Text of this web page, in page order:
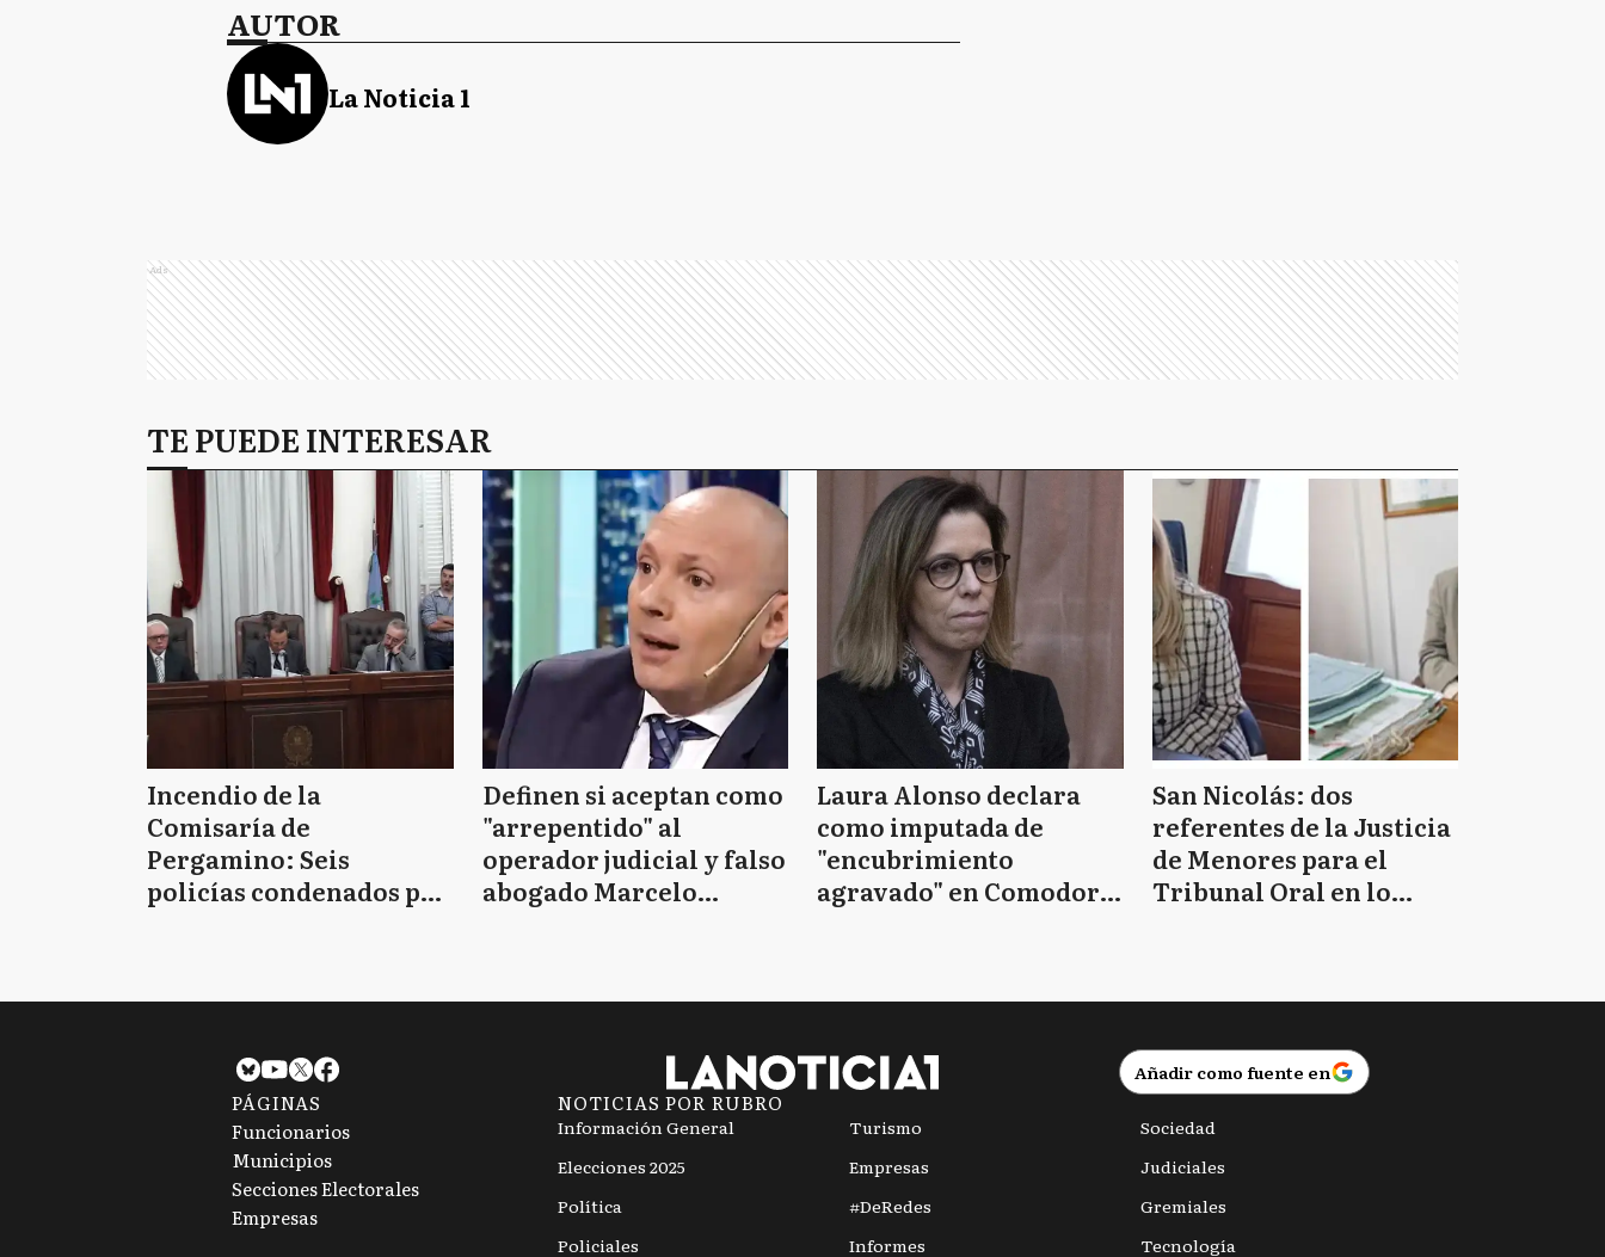
AUTOR
La Noticia 1
Ads
TE PUEDE INTERESAR
Incendio de la
Comisaría de
Pergamino: Seis
policías condenados por
Definen si aceptan como
"arrepentido" al
operador judicial y falso
abogado Marcelo
Laura Alonso declara
como imputada de
"encubrimiento
agravado" en Comodoro
San Nicolás: dos
referentes de la Justicia
de Menores para el
Tribunal Oral en lo
Añadir como fuente en
PÁGINAS
Funcionarios
Municipios
Secciones Electorales
Empresas
NOTICIAS POR RUBRO
Información General
Elecciones 2025
Política
Policiales
Turismo
Empresas
#DeRedes
Informes
Sociedad
Judiciales
Gremiales
Tecnología